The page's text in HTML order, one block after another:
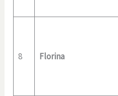
8 Florina